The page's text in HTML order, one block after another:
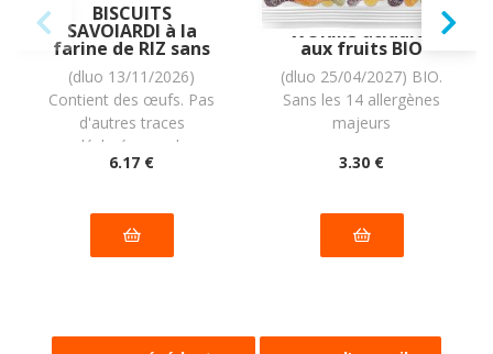
BISCUITS
SAVOIARDI à la
farine de RIZ sans
gluten sans lait
sans soja sans
coque sans
arachide PIACERI
MEDITERRANEI :
180g
(dluo 13/11/2026)
Contient des œufs. Pas
d'autres traces
déclarées par le
fabricant
6.17 €
Bonbons Vegan
WORMS acidulés
aux fruits BIO
vegan sans
allergènes Pural :
100 grammes
(dluo 25/04/2027) BIO.
Sans les 14 allergènes
majeurs
3.30 €